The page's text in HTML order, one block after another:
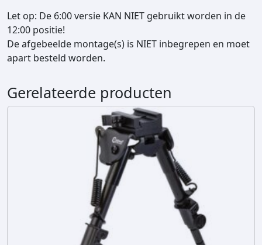
Let op: De 6:00 versie KAN NIET gebruikt worden in de
12:00 positie!
De afgebeelde montage(s) is NIET inbegrepen en moet
apart besteld worden.
Gerelateerde producten